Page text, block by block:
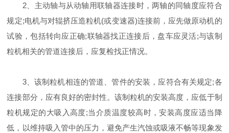
2、主动轴与从动轴用联轴器连接时，两轴的同轴度应符合
规定;电机与对辊挤压造粒机(或变速器)连接前，应先做原动机的
试验，包括转向应正确;联轴器找正连接后，盘车应灵活;与该制
粒机相关的管道连接后，应复检找正情况。
3、该制粒机相连的管道、管件的安装，应符合有关规定;各
连接部分，应有良好的密封性。该制粒机的安装高度，应低于制
粒机规定的大吸入高度;当介质温度较高时，安装高度应适当降
低，以维持吸入管中的压力，避免产生汽蚀或吸液不畅等现象发